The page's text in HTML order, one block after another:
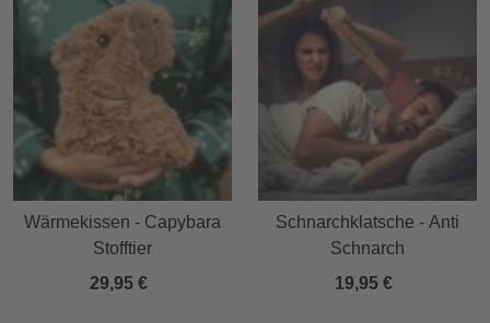
Wärmekissen - Capybara
Stofftier
29,95 €
Schnarchklatsche - Anti
Schnarch
19,95 €